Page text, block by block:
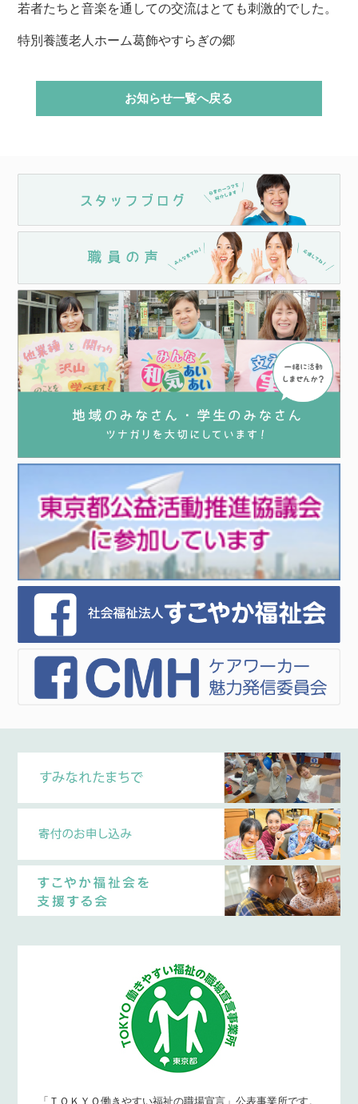
若者たちと音楽を通しての交流はとても刺激的でした。
特別養護老人ホーム葛飾やすらぎの郷
お知らせ一覧へ戻る
「ＴＯＫＹＯ働きやすい福祉の職場宣言」公表事業所です。